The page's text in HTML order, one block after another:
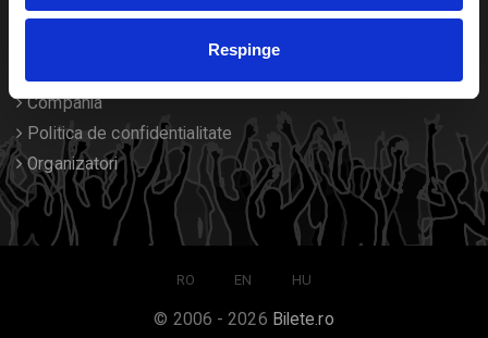
Respinge
Contact
Compania
Politica de confidentialitate
Organizatori
RO EN HU
© 2006 - 2026 Bilete.ro